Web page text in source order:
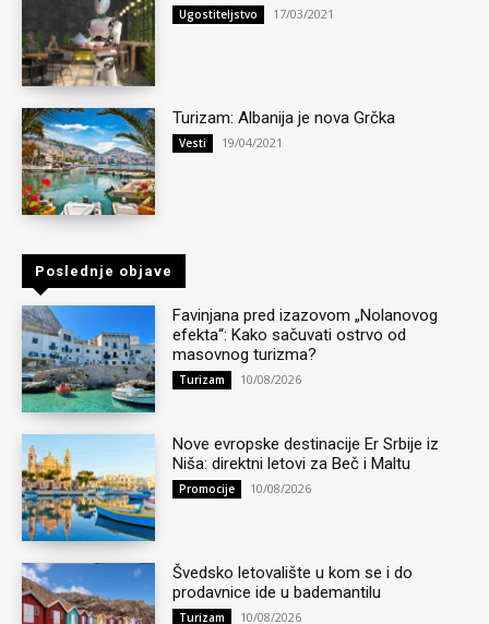
Ugostiteljstvo 17/03/2021
Turizam: Albanija je nova Grčka
Vesti 19/04/2021
Poslednje objave
Favinjana pred izazovom „Nolanovog
efekta“: Kako sačuvati ostrvo od
masovnog turizma?
Turizam 10/08/2026
Nove evropske destinacije Er Srbije iz
Niša: direktni letovi za Beč i Maltu
Promocije 10/08/2026
Švedsko letovalište u kom se i do
prodavnice ide u bademantilu
Turizam 10/08/2026